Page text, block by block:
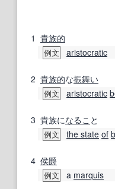
1 貴族的
例文 aristocratic
2 貴族的な振舞い
例文 aristocratic
3 貴族になるこ と
例文 the state of
4 侯爵
例文 a marquis